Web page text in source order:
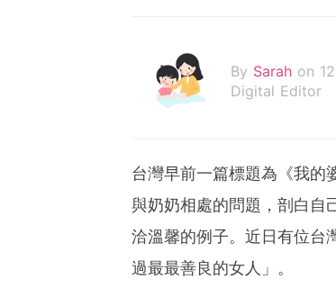
By Sarah on
Digital Editor
台灣早前一篇標題為《我
與奶奶相處的問題，剖白自
洽溫馨的例子。近日有位台
過最最善良的女人」。